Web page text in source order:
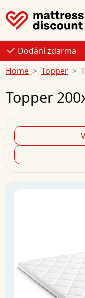
Dodání zdarma
Home
Topper
Topper